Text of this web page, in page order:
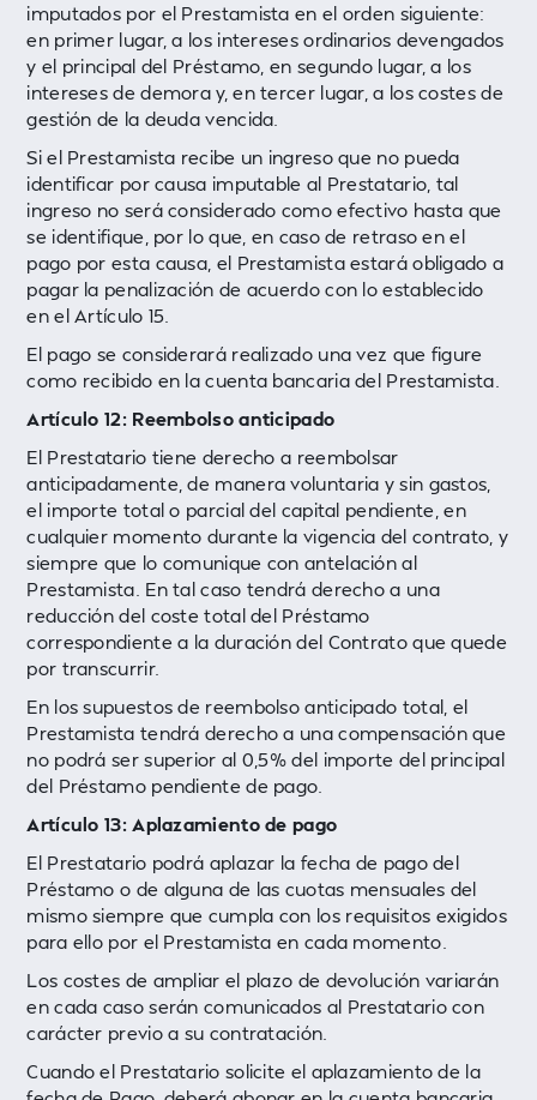
imputados por el Prestamista en el orden siguiente:
en primer lugar, a los intereses ordinarios devengados
y el principal del Préstamo, en segundo lugar, a los
intereses de demora y, en tercer lugar, a los costes de
gestión de la deuda vencida.
Si el Prestamista recibe un ingreso que no pueda
identificar por causa imputable al Prestatario, tal
ingreso no será considerado como efectivo hasta que
se identifique, por lo que, en caso de retraso en el
pago por esta causa, el Prestamista estará obligado a
pagar la penalización de acuerdo con lo establecido
en el Artículo 15.
El pago se considerará realizado una vez que figure
como recibido en la cuenta bancaria del Prestamista.
Artículo 12: Reembolso anticipado
El Prestatario tiene derecho a reembolsar
anticipadamente, de manera voluntaria y sin gastos,
el importe total o parcial del capital pendiente, en
cualquier momento durante la vigencia del contrato, y
siempre que lo comunique con antelación al
Prestamista. En tal caso tendrá derecho a una
reducción del coste total del Préstamo
correspondiente a la duración del Contrato que quede
por transcurrir.
En los supuestos de reembolso anticipado total, el
Prestamista tendrá derecho a una compensación que
no podrá ser superior al 0,5% del importe del principal
del Préstamo pendiente de pago.
Artículo 13: Aplazamiento de pago
El Prestatario podrá aplazar la fecha de pago del
Préstamo o de alguna de las cuotas mensuales del
mismo siempre que cumpla con los requisitos exigidos
para ello por el Prestamista en cada momento.
Los costes de ampliar el plazo de devolución variarán
en cada caso serán comunicados al Prestatario con
carácter previo a su contratación.
Cuando el Prestatario solicite el aplazamiento de la